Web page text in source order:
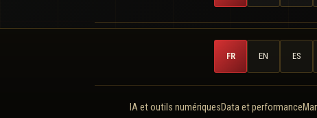
FR EN ES
IA et outils numériquesData et performance